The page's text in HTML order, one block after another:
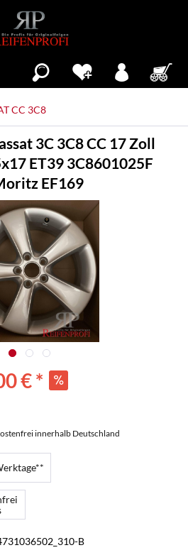
CC 3C8
3C 3C8 CC 17 Zoll
ET39 3C8601025F
EF169
€ *
innerhalb Deutschland
B